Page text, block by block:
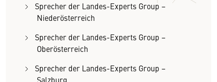
Sprecher der Landes-Experts Group –
Niederösterreich
Sprecher der Landes-Experts Group –
Oberösterreich
Sprecher der Landes-Experts Group –
Salzburg